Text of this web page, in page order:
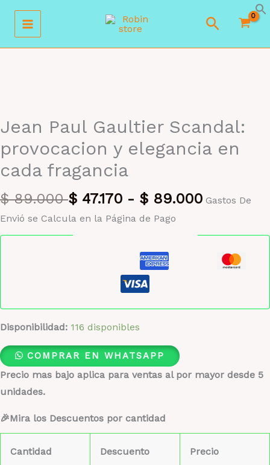
contenido
Buscar
Jean Paul Gaultier Scandal:
provocacion y elegancia en
cada fragancia
$89.000 $ 47.170 - $ 89.000 Gastos De
Envió se Calcula en la Página de Pago
Disponibilidad: 116 disponibles
COMPRAR EN WHATSAPP
Precio mas bajo aplica para ventas al por mayor desde 5
unidades.
🎉Mira los Descuentos por cantidad
Cantidad Descuento Precio